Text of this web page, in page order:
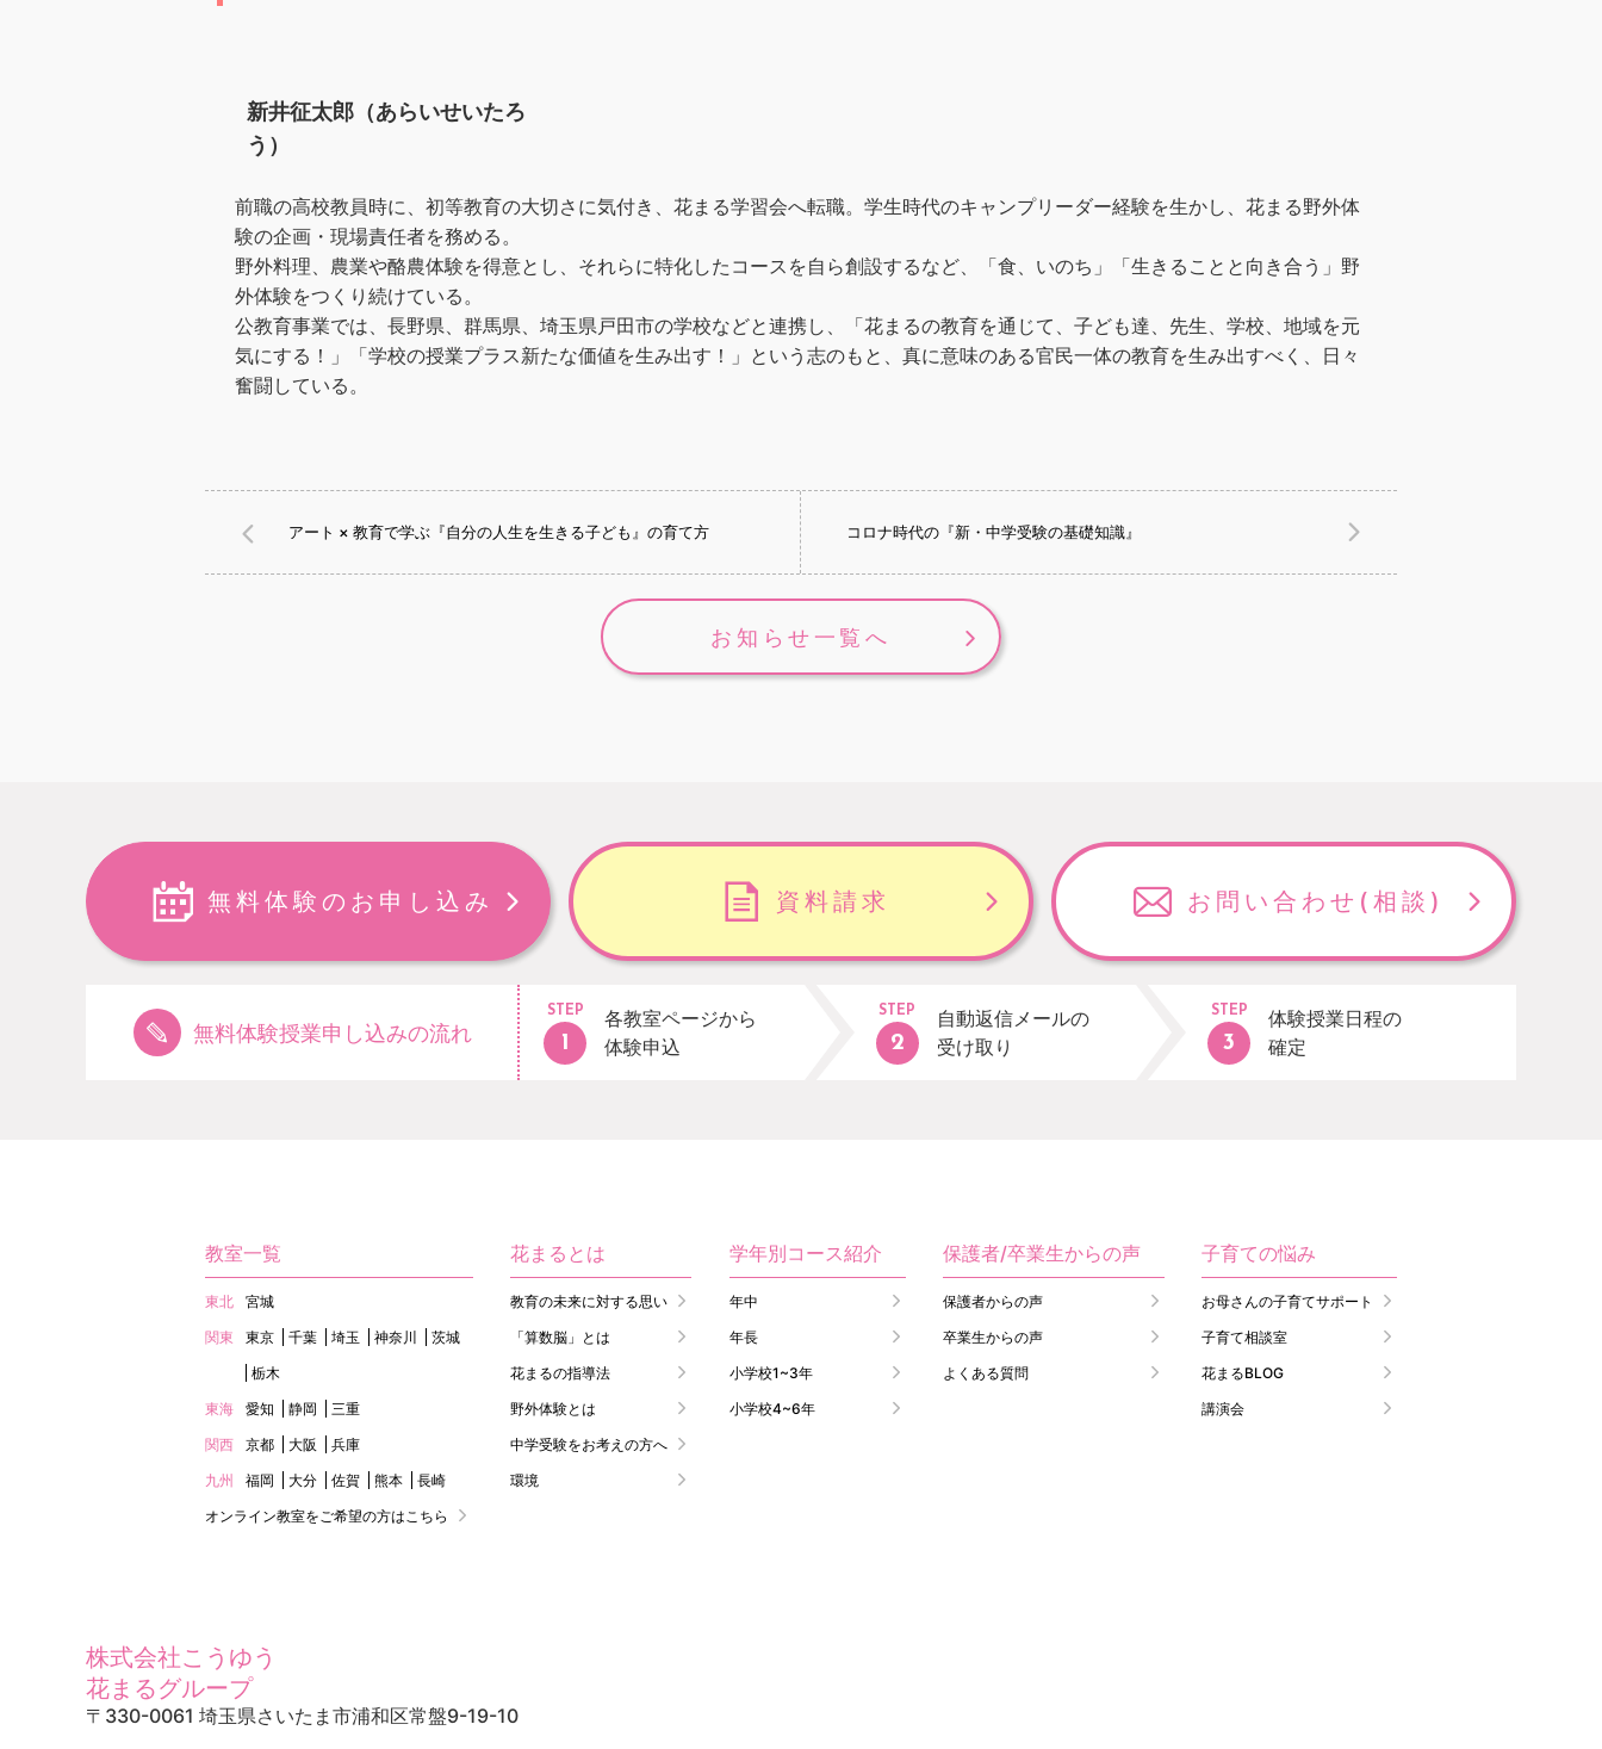
新井征太郎（あらいせいたろ
う）
前職の高校教員時に、初等教育の大切さに気付き、花まる学習会へ転職。学生時代のキャンプリーダー経験を生かし、花まる野外体
験の企画・現場責任者を務める。
野外料理、農業や酪農体験を得意とし、それらに特化したコースを自ら創設するなど、「食、いのち」「生きることと向き合う」野
外体験をつくり続けている。
公教育事業では、長野県、群馬県、埼玉県戸田市の学校などと連携し、「花まるの教育を通じて、子ども達、先生、学校、地域を元
気にする！」「学校の授業プラス新たな価値を生み出す！」という志のもと、真に意味のある官民一体の教育を生み出すべく、日々
奮闘している。
アート × 教育で学ぶ『自分の人生を生きる子ども』の育て方 コロナ時代の『新・中学受験の基礎知識』
お知らせ一覧へ
無料体験のお申し込み 資料請求 お問い合わせ (相談)
無料体験授業申し込みの流れ
STEP
各教室ページから
体験申込
STEP
自動返信メールの
受け取り
STEP
体験授業日程の
確定
教室一覧
東北
宮城
関東
東京 千葉 埼玉 神奈川
茨城
栃木
東海
愛知 静岡
三重
関西
京都 大阪
兵庫
九州
福岡 大分 佐賀 熊本
長崎
オンライン教室をご希望の方はこちら
花まるとは
教育の未来に対する思い
「算数脳」とは
花まるの指導法
野外体験とは
中学受験をお考えの方へ
環境
学年別コース紹介
年中
年長
小学校1~3年
小学校4~6年
保護者/卒業生からの声
保護者からの声
卒業生からの声
よくある質問
子育ての悩み
お母さんの子育てサポート
子育て相談室
花まるBLOG
講演会
株式会社こうゆう
花まるグループ
〒330-0061 埼玉県さいたま市浦和区常盤9-19-10